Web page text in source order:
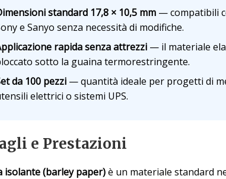
standard 17,8 × 10,5 mm— compatibili
e Sanyo senza necessità di modifiche.
rapida senza attrezzi— il materiale
sotto la guaina termorestringente.
da 100 pezzi— quantità ideale per progetti di
elettrici o sistemi UPS.
e Prestazioni
isolante (barley paper)è un materiale standard